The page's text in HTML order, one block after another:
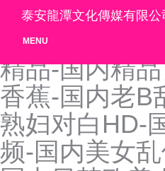
国内精品无码
国内精品亚洲
精品-国内精
香蕉-国内老B
熟妇对白HD-
频-国内美女
泰安龍潭文化傳媒有限公
MENU